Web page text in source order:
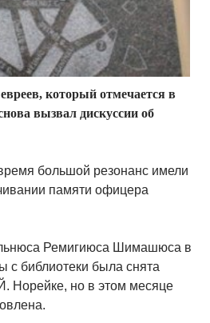
который отмечается в
вызвал дискуссии об
большой резонанс имели
памяти офицера
Ремигиюса Шимашюса в
с библиотеки была снята
Норейке, но в этом месяце